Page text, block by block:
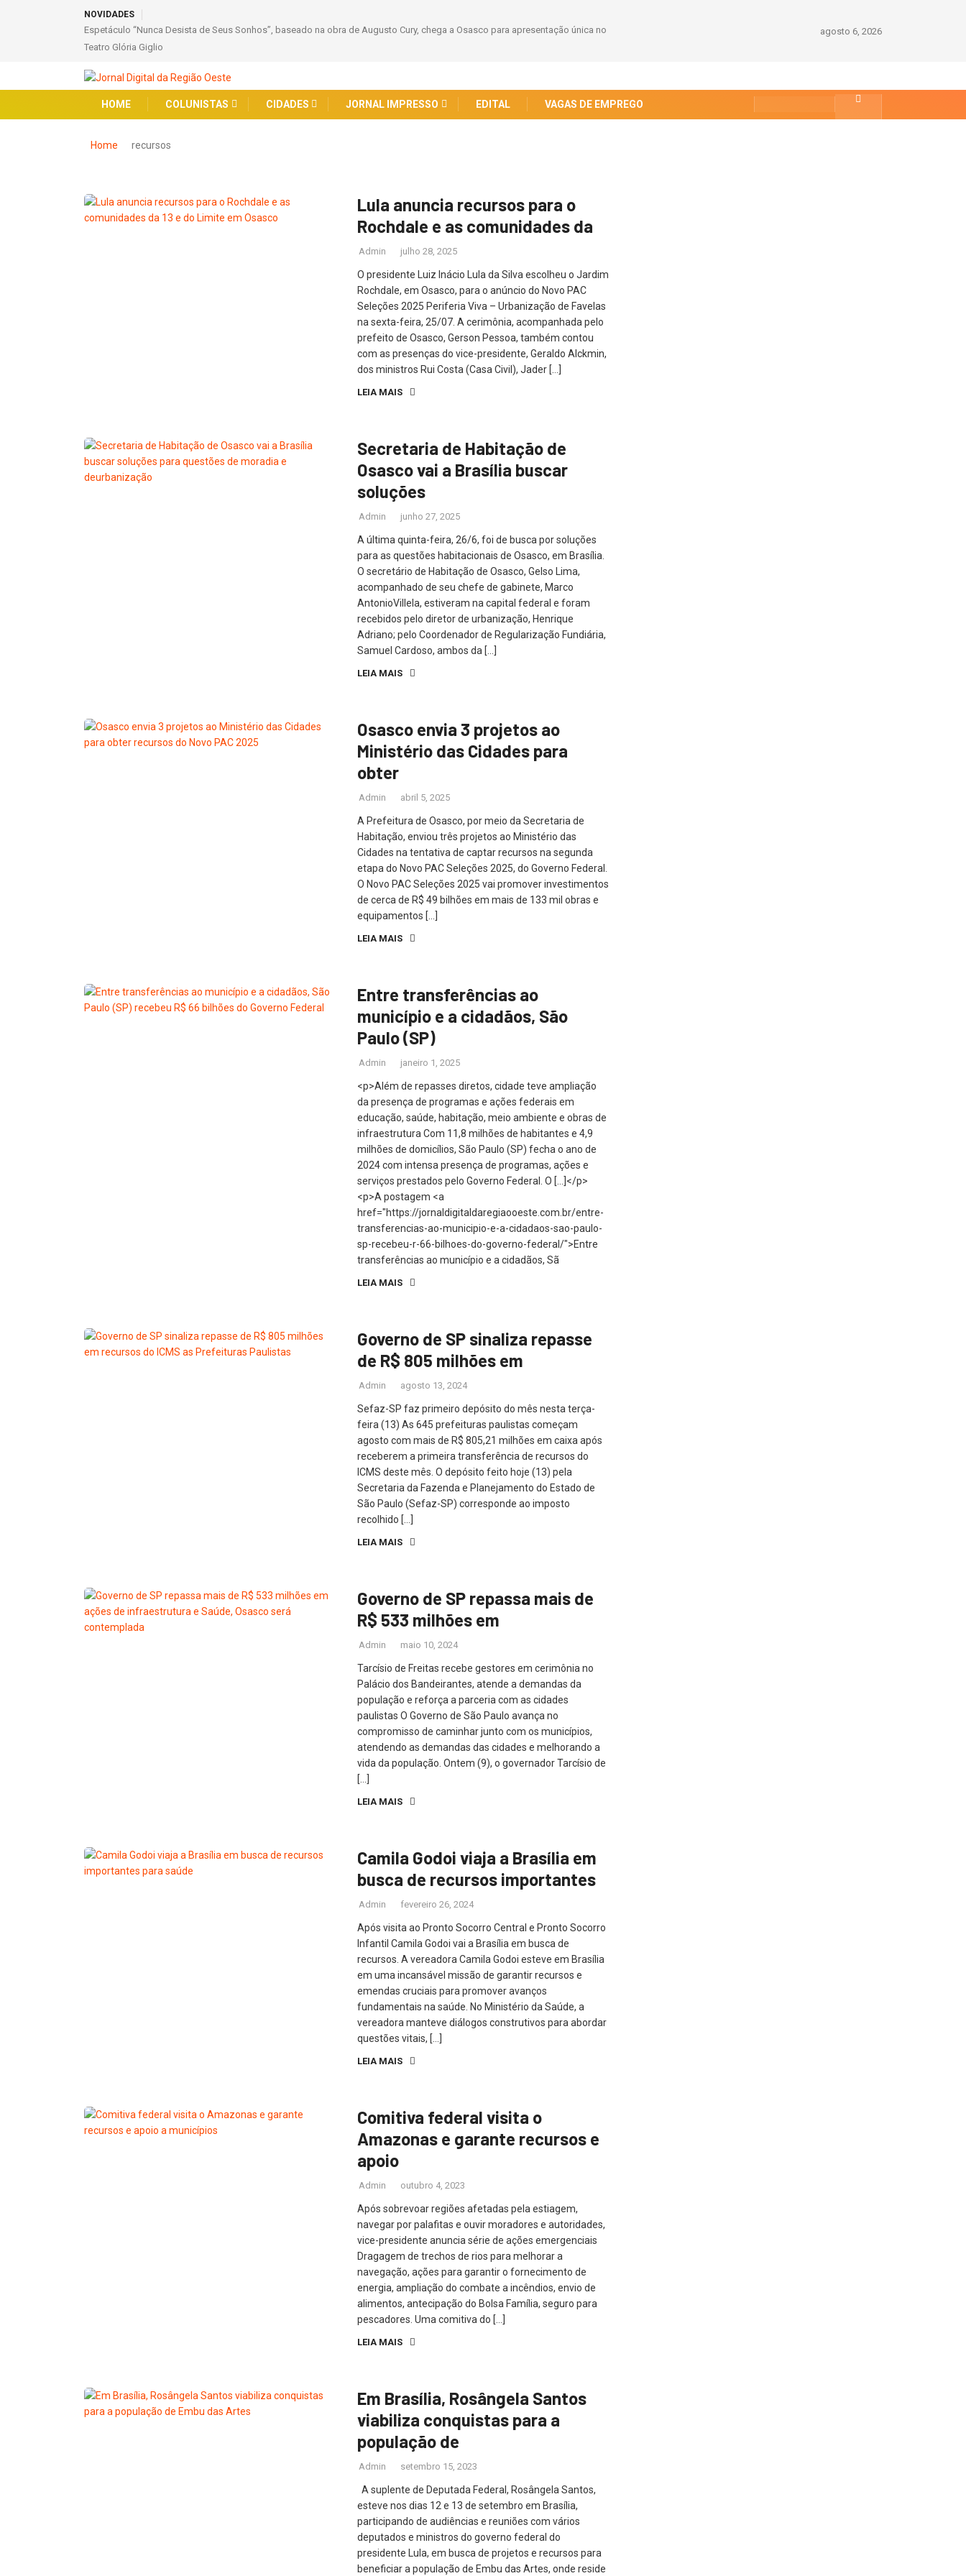
NOVIDADES
Espetáculo “Nunca Desista de Seus Sonhos”, baseado na obra de Augusto Cury, chega a Osasco para apresentação única no
Teatro Glória Giglio
agosto 6, 2026
HOME COLUNISTAS CIDADES JORNAL IMPRESSO EDITAL VAGAS DE EMPREGO
Home recursos
Lula anuncia recursos para o
Rochdale e as comunidades da
Admin julho 28, 2025
O presidente Luiz Inácio Lula da Silva escolheu o Jardim
Rochdale, em Osasco, para o anúncio do Novo PAC
Seleções 2025 Periferia Viva – Urbanização de Favelas
na sexta-feira, 25/07. A cerimônia, acompanhada pelo
prefeito de Osasco, Gerson Pessoa, também contou
com as presenças do vice-presidente, Geraldo Alckmin,
dos ministros Rui Costa (Casa Civil), Jader […]
LEIA MAIS
Secretaria de Habitação de
Osasco vai a Brasília buscar
soluções
Admin junho 27, 2025
A última quinta-feira, 26/6, foi de busca por soluções
para as questões habitacionais de Osasco, em Brasília.
O secretário de Habitação de Osasco, Gelso Lima,
acompanhado de seu chefe de gabinete, Marco
AntonioVillela, estiveram na capital federal e foram
recebidos pelo diretor de urbanização, Henrique
Adriano; pelo Coordenador de Regularização Fundiária,
Samuel Cardoso, ambos da […]
LEIA MAIS
Osasco envia 3 projetos ao
Ministério das Cidades para
obter
Admin abril 5, 2025
A Prefeitura de Osasco, por meio da Secretaria de
Habitação, enviou três projetos ao Ministério das
Cidades na tentativa de captar recursos na segunda
etapa do Novo PAC Seleções 2025, do Governo Federal.
O Novo PAC Seleções 2025 vai promover investimentos
de cerca de R$ 49 bilhões em mais de 133 mil obras e
equipamentos […]
LEIA MAIS
Entre transferências ao
município e a cidadãos, São
Paulo (SP)
Admin janeiro 1, 2025
<p>Além de repasses diretos, cidade teve ampliação
da presença de programas e ações federais em
educação, saúde, habitação, meio ambiente e obras de
infraestrutura Com 11,8 milhões de habitantes e 4,9
milhões de domicílios, São Paulo (SP) fecha o ano de
2024 com intensa presença de programas, ações e
serviços prestados pelo Governo Federal. O […]</p>
<p>A postagem <a
href="https://jornaldigitaldaregiaooeste.com.br/entre-
transferencias-ao-municipio-e-a-cidadaos-sao-paulo-
sp-recebeu-r-66-bilhoes-do-governo-federal/">Entre
transferências ao município e a cidadãos, Sã
LEIA MAIS
Governo de SP sinaliza repasse
de R$ 805 milhões em
Admin agosto 13, 2024
Sefaz-SP faz primeiro depósito do mês nesta terça-
feira (13) As 645 prefeituras paulistas começam
agosto com mais de R$ 805,21 milhões em caixa após
receberem a primeira transferência de recursos do
ICMS deste mês. O depósito feito hoje (13) pela
Secretaria da Fazenda e Planejamento do Estado de
São Paulo (Sefaz-SP) corresponde ao imposto
recolhido […]
LEIA MAIS
Governo de SP repassa mais de
R$ 533 milhões em
Admin maio 10, 2024
Tarcísio de Freitas recebe gestores em cerimônia no
Palácio dos Bandeirantes, atende a demandas da
população e reforça a parceria com as cidades
paulistas O Governo de São Paulo avança no
compromisso de caminhar junto com os municípios,
atendendo as demandas das cidades e melhorando a
vida da população. Ontem (9), o governador Tarcísio de
[…]
LEIA MAIS
Camila Godoi viaja a Brasília em
busca de recursos importantes
Admin fevereiro 26, 2024
Após visita ao Pronto Socorro Central e Pronto Socorro
Infantil Camila Godoi vai a Brasília em busca de
recursos. A vereadora Camila Godoi esteve em Brasília
em uma incansável missão de garantir recursos e
emendas cruciais para promover avanços
fundamentais na saúde. No Ministério da Saúde, a
vereadora manteve diálogos construtivos para abordar
questões vitais, […]
LEIA MAIS
Comitiva federal visita o
Amazonas e garante recursos e
apoio
Admin outubro 4, 2023
Após sobrevoar regiões afetadas pela estiagem,
navegar por palafitas e ouvir moradores e autoridades,
vice-presidente anuncia série de ações emergenciais
Dragagem de trechos de rios para melhorar a
navegação, ações para garantir o fornecimento de
energia, ampliação do combate a incêndios, envio de
alimentos, antecipação do Bolsa Família, seguro para
pescadores. Uma comitiva do […]
LEIA MAIS
Em Brasília, Rosângela Santos
viabiliza conquistas para a
população de
Admin setembro 15, 2023
A suplente de Deputada Federal, Rosângela Santos,
esteve nos dias 12 e 13 de setembro em Brasília,
participando de audiências e reuniões com vários
deputados e ministros do governo federal do
presidente Lula, em busca de projetos e recursos para
beneficiar a população de Embu das Artes, onde reside